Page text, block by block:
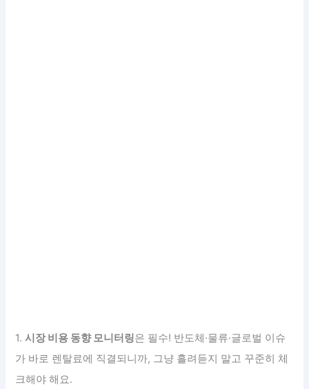
1.시장 비용 동향 모니터링은 필수! 반도체·물류·글로벌 이슈
가 바로 렌탈료에 직결되니까, 그냥 흘려듣지 말고 꾸준히 체
크해야 해요.